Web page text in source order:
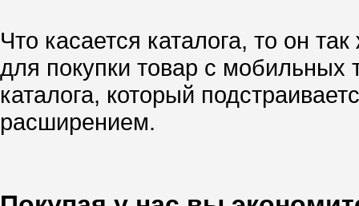
Что касается каталога, то он
для покупки товар с
каталога, который
расширением.